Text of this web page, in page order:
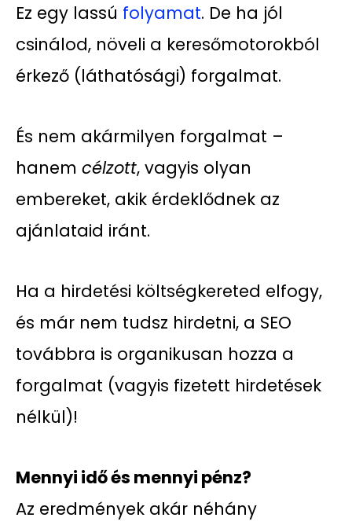
Ez egy lassú folyamat. De ha jól
csinálod, növeli a keresőmotorokból
érkező (láthatósági) forgalmat.
És nem akármilyen forgalmat –
hanem célzott, vagyis olyan
embereket, akik érdeklődnek az
ajánlataid iránt.
Ha a hirdetési költségkereted elfogy,
és már nem tudsz hirdetni, a SEO
továbbra is organikusan hozza a
forgalmat (vagyis fizetett hirdetések
nélkül)!
Mennyi idő és mennyi pénz?
Az eredmények akár néhány